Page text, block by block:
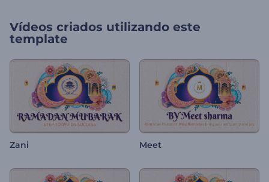
Vídeos criados utilizando este
template
Zani Meet